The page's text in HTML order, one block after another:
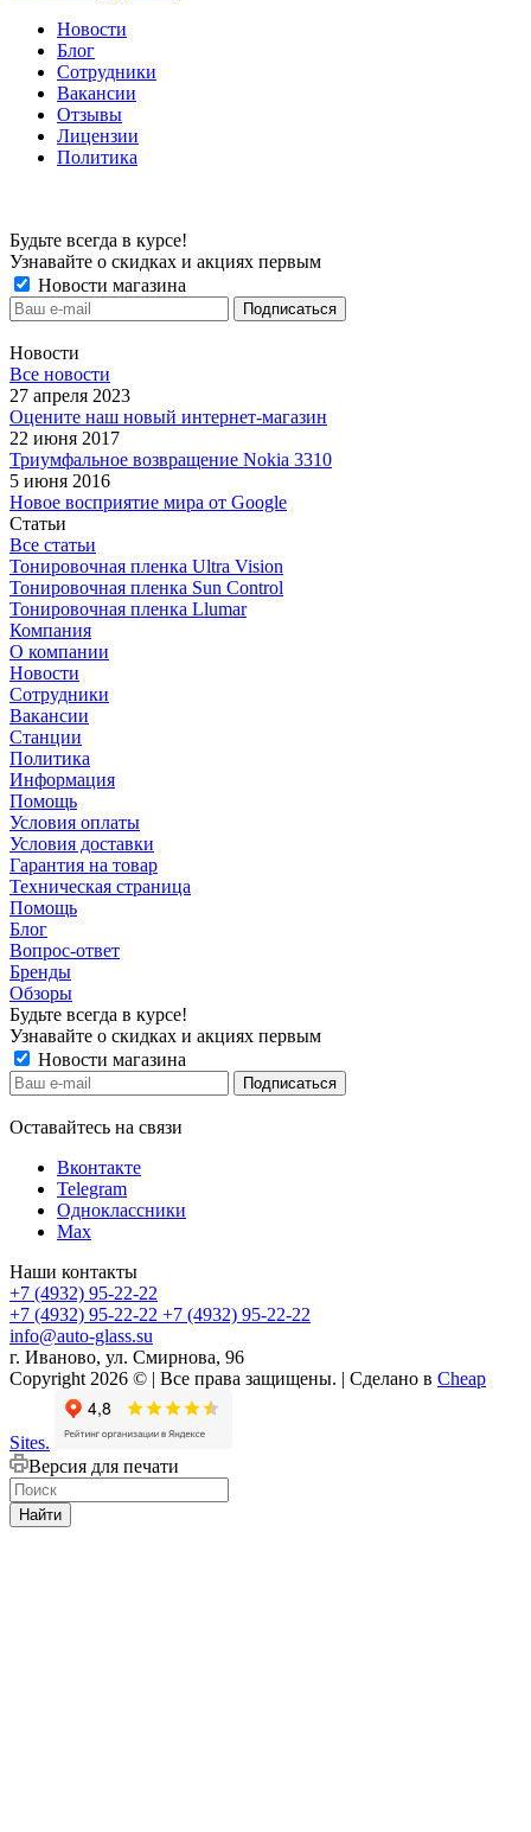
Новости
Блог
Сотрудники
Вакансии
Отзывы
Лицензии
Политика
Будьте всегда в курсе!
Узнавайте о скидках и акциях первым
Новости магазина
Новости
Все новости
27 апреля 2023
Оцените наш новый интернет-магазин
22 июня 2017
Триумфальное возвращение Nokia 3310
5 июня 2016
Новое восприятие мира от Google
Статьи
Все статьи
Тонировочная пленка Ultra Vision
Тонировочная пленка Sun Control
Тонировочная пленка Llumar
Компания
О компании
Новости
Сотрудники
Вакансии
Станции
Политика
Информация
Помощь
Условия оплаты
Условия доставки
Гарантия на товар
Техническая страница
Помощь
Блог
Вопрос-ответ
Бренды
Обзоры
Будьте всегда в курсе!
Узнавайте о скидках и акциях первым
Новости магазина
Оставайтесь на связи
Вконтакте
Telegram
Одноклассники
Max
Наши контакты
+7 (4932) 95-22-22
+7 (4932) 95-22-22 +7 (4932) 95-22-22
info@auto-glass.su
г. Иваново, ул. Смирнова, 96
Copyright 2026 © | Все права защищены. | Сделано в Cheap
Sites.
Версия для печати
Найти